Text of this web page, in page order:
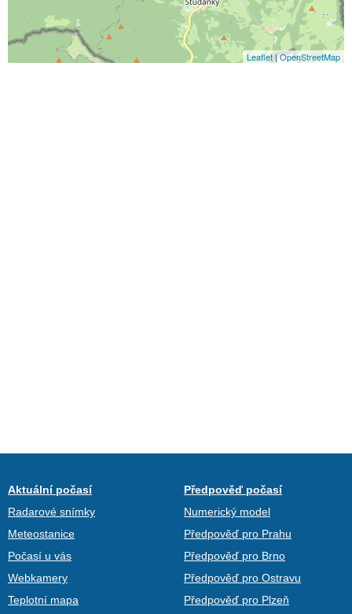
Leaflet |OpenStreetMap
Aktuální počasí
Radarové snímky
Meteostanice
Počasí u vás
Webkamery
Teplotní mapa
Předpověď počasí
Numerický model
Předpověď pro Prahu
Předpověď pro Brno
Předpověď pro Ostravu
Předpověď pro Plzeň